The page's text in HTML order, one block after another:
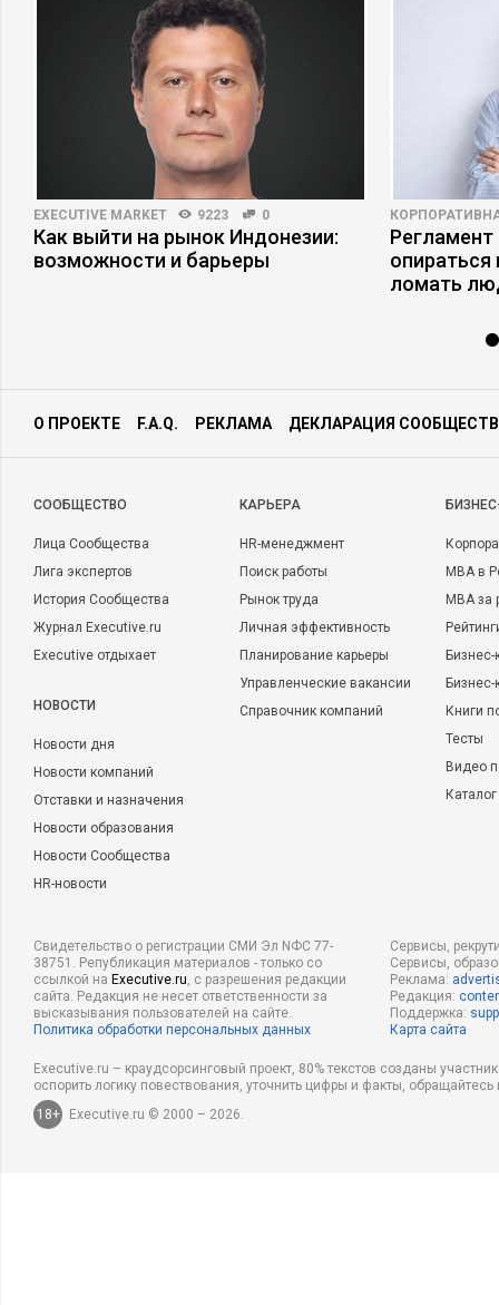
EXECUTIVE MARKET 9223 0
Как выйти на рынок Индонезии:
возможности и барьеры
Регламент
опираться
ломать
О ПРОЕКТЕ F.A.Q. РЕКЛАМА ДЕКЛАРАЦИЯ
CООБЩЕСТВО
Лица Сообщества
Лига экспертов
История Сообщества
Журнал Executive.ru
Executive отдыхает
НОВОСТИ
Новости дня
Новости компаний
Отставки и назначения
Новости образования
Новости Сообщества
HR-новости
КАРЬЕРА
HR-менеджмент
Поиск работы
Рынок труда
Личная эффективность
Планирование карьеры
Управленческие вакансии
Справочник компаний
MBA в
MBA
Бизнес-
Книги
Тесты
Видео
Свидетельство о регистрации СМИ Эл NФС 77-
38751. Републикация материалов - только со
ссылкой на Executive.ru, с разрешения редакции
сайта. Редакция не несет ответственности за
высказывания пользователей на сайте.
Политика обработки персональных данных
Сервисы,
Сервисы,
Реклама:
Редакция:
Поддержка:
Карта сайта
Executive.ru – краудсорсинговый проект, 80% текстов созданы
оспорить логику повествования, уточнить цифры и факты,
18+
Executive.ru © 2000 – 2026.